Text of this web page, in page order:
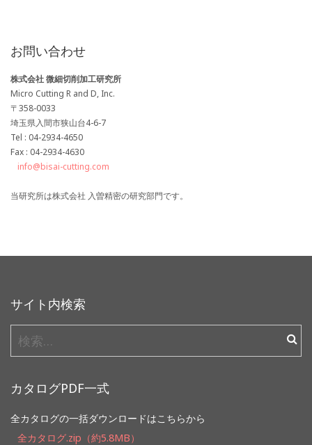
お問い合わせ
株式会社 微細切削加工研究所
Micro Cutting R and D, Inc.
〒358-0033
埼玉県入間市狭山台4-6-7
Tel : 04-2934-4650
Fax : 04-2934-4630
info@bisai-cutting.com
当研究所は株式会社 入曽精密の研究部門です。
サイト内検索
検
索:
カタログPDF一式
全カタログの一括ダウンロードはこちらから
全カタログ.zip（約5.8MB）